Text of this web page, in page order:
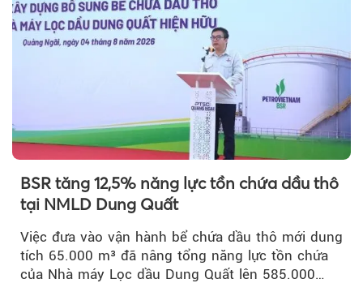
BSR tăng 12,5% năng lực tồn chứa dầu thô
tại NMLD Dung Quất
Việc đưa vào vận hành bể chứa dầu thô mới dung
tích 65.000 m³ đã nâng tổng năng lực tồn chứa
của Nhà máy Lọc dầu Dung Quất lên 585.000